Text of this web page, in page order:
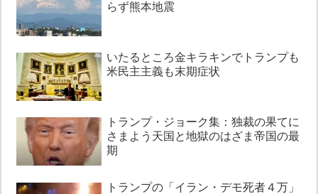
らず熊本地震
いたるところ金キラキンでトランプも
米民主主義も末期症状
トランプ・ジョーク集：独裁の果てに
さまよう天国と地獄のはざま帝国の最
期
トランプの「イラン・デモ死者４万」